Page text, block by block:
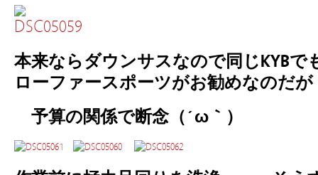
本来ならダウンサスなので同じKYBで
ローファースポーツがお勧めなのだが
予算の関係で断念（´ω｀）